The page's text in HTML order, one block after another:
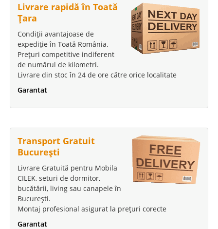
Livrare rapidă în Toată
Țara
Condiții avantajoase de
expediție în Toată România.
Prețuri competitive indiferent
de numărul de kilometri.
Livrare din stoc în 24 de ore către orice localitate
Garantat
Transport Gratuit
București
Livrare Gratuită pentru Mobila
CILEK, seturi de dormitor,
bucătării, living sau canapele în
București.
Montaj profesional asigurat la prețuri corecte
Garantat